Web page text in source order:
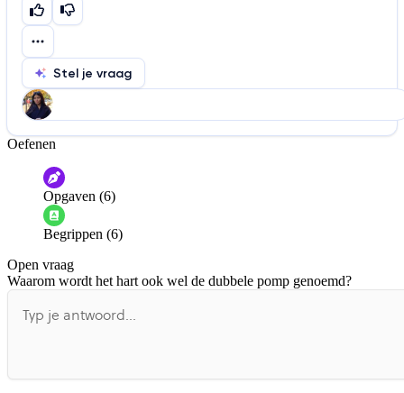
Stel je vraag
Help ons de video te verbeteren
De audio is slecht
Informatie is onjuist
De docent is te langdradig
De uitleg gaat te langzaam
Oefenen
Opgaven (6)
Begrippen (6)
Open vraag
Waarom wordt het hart ook wel de dubbele pomp genoemd?